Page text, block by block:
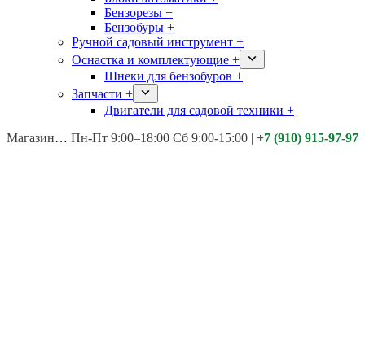
Бензорезы +
Бензобуры +
Ручной садовый инструмент +
Оснастка и комплектующие +
Шнеки для бензобуров +
Запчасти +
Двигатели для садовой техники +
Магазины: Калуга ул. Московская д.113
Пн-Пт 9:00–18:00 Сб 9:00-15:00 | +7 (910) 915-97-97